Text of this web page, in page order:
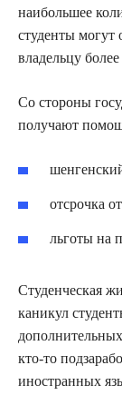
наибольшее
студенты могут
владельцу
Со стороны
получают
отсрочка
льготы на
Студенческая
каникул
кто-то
иностранных